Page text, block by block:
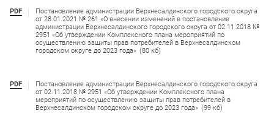
PDF
Постановление администрации Верхнесалдинского городского округа
от 28.01.2021 № 261 «О внесении изменений в постановление
администрации Верхнесалдинского городского округа от 02.11.2018 №
2951 «Об утверждении Комплексного плана мероприятий по
осуществлению защиты прав потребителей в Верхнесалдинском
городском округе до 2023 года» (80 кб)
PDF
Постановление администрации Верхнесалдинского городского округа
от 02.11.2018 № 2951 «Об утверждении Комплексного плана
мероприятий по осуществлению защиты прав потребителей в
Верхнесалдинском городском округе до 2023 года» (99 кб)